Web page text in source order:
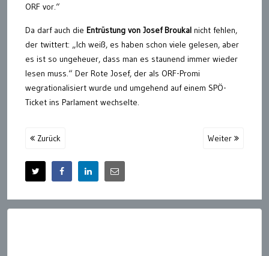
ORF vor.“
Da darf auch die Entrüstung von Josef Broukal nicht fehlen,
der twittert: „Ich weiß, es haben schon viele gelesen, aber
es ist so ungeheuer, dass man es staunend immer wieder
lesen muss.“ Der Rote Josef, der als ORF-Promi
wegrationalisiert wurde und umgehend auf einem SPÖ-
Ticket ins Parlament wechselte.
Zurück Weiter